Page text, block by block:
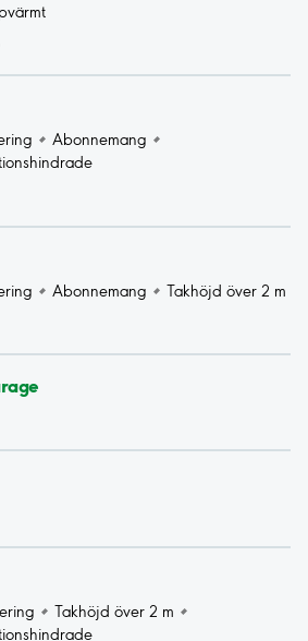
Abonnemang
Abonnemang
Takhöjd över 2 m
Takhöjd över 2 m